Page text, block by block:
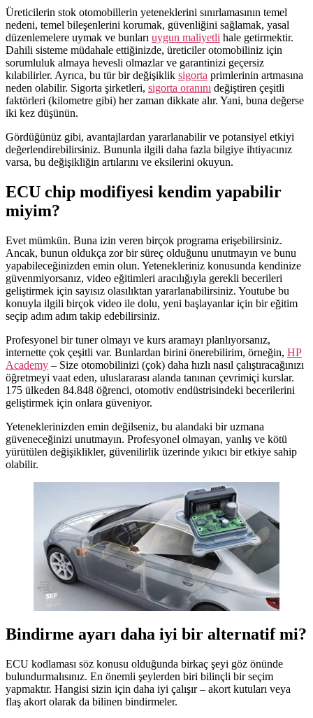
Üreticilerin stok otomobillerin yeteneklerini sınırlamasının temel
nedeni, temel bileşenlerini korumak, güvenliğini sağlamak, yasal
düzenlemelere uymak ve bunları uygun maliyetli hale getirmektir.
Dahili sisteme müdahale ettiğinizde, üreticiler otomobiliniz için
sorumluluk almaya hevesli olmazlar ve garantinizi geçersiz
kılabilirler. Ayrıca, bu tür bir değişiklik sigorta primlerinin artmasına
neden olabilir. Sigorta şirketleri, sigorta oranını değiştiren çeşitli
faktörleri (kilometre gibi) her zaman dikkate alır. Yani, buna değerse
iki kez düşünün.
Gördüğünüz gibi, avantajlardan yararlanabilir ve potansiyel etkiyi
değerlendirebilirsiniz. Bununla ilgili daha fazla bilgiye ihtiyacınız
varsa, bu değişikliğin artılarını ve eksilerini okuyun.
ECU chip modifiyesi kendim yapabilir
miyim?
Evet mümkün. Buna izin veren birçok programa erişebilirsiniz.
Ancak, bunun oldukça zor bir süreç olduğunu unutmayın ve bunu
yapabileceğinizden emin olun. Yetenekleriniz konusunda kendinize
güvenmiyorsanız, video eğitimleri aracılığıyla gerekli becerileri
geliştirmek için sayısız olasılıktan yararlanabilirsiniz. Youtube bu
konuyla ilgili birçok video ile dolu, yeni başlayanlar için bir eğitim
seçip adım adım takip edebilirsiniz.
Profesyonel bir tuner olmayı ve kurs aramayı planlıyorsanız,
internette çok çeşitli var. Bunlardan birini önerebilirim, örneğin, HP
Academy – Size otomobilinizi (çok) daha hızlı nasıl çalıştıracağınızı
öğretmeyi vaat eden, uluslararası alanda tanınan çevrimiçi kurslar.
175 ülkeden 84.848 öğrenci, otomotiv endüstrisindeki becerilerini
geliştirmek için onlara güveniyor.
Yeteneklerinizden emin değilseniz, bu alandaki bir uzmana
güveneceğinizi unutmayın. Profesyonel olmayan, yanlış ve kötü
yürütülen değişiklikler, güvenilirlik üzerinde yıkıcı bir etkiye sahip
olabilir.
Bindirme ayarı daha iyi bir alternatif mi?
ECU kodlaması söz konusu olduğunda birkaç şeyi göz önünde
bulundurmalısınız. En önemli şeylerden biri bilinçli bir seçim
yapmaktır. Hangisi sizin için daha iyi çalışır – akort kutuları veya
flaş akort olarak da bilinen bindirmeler.